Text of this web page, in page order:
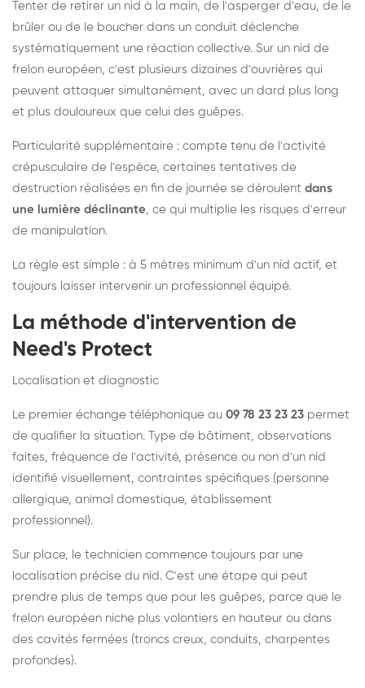
Tenter de retirer un nid à la main, de l'asperger d'eau, de le
brûler ou de le boucher dans un conduit déclenche
systématiquement une réaction collective. Sur un nid de
frelon européen, c'est plusieurs dizaines d'ouvrières qui
peuvent attaquer simultanément, avec un dard plus long
et plus douloureux que celui des guêpes.
Particularité supplémentaire : compte tenu de l'activité
crépusculaire de l'espèce, certaines tentatives de
destruction réalisées en fin de journée se déroulent dans
une lumière déclinante, ce qui multiplie les risques d'erreur
de manipulation.
La règle est simple : à 5 mètres minimum d'un nid actif, et
toujours laisser intervenir un professionnel équipé.
La méthode d'intervention de
Need's Protect
Localisation et diagnostic
Le premier échange téléphonique au 09 78 23 23 23 permet
de qualifier la situation. Type de bâtiment, observations
faites, fréquence de l'activité, présence ou non d'un nid
identifié visuellement, contraintes spécifiques (personne
allergique, animal domestique, établissement
professionnel).
Sur place, le technicien commence toujours par une
localisation précise du nid. C'est une étape qui peut
prendre plus de temps que pour les guêpes, parce que le
frelon européen niche plus volontiers en hauteur ou dans
des cavités fermées (troncs creux, conduits, charpentes
profondes).